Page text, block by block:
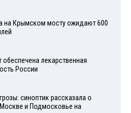
на Крымском мосту ожидают 600
обеспечена лекарственная
России
синоптик рассказала о
и Подмосковье на